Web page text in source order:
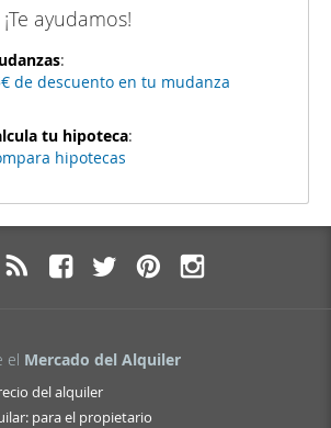
¡Te ayudamos!
:
de descuento en tu mudanza
tu hipoteca:
hipotecas
el Mercado del Alquiler
del alquiler
para el propietario